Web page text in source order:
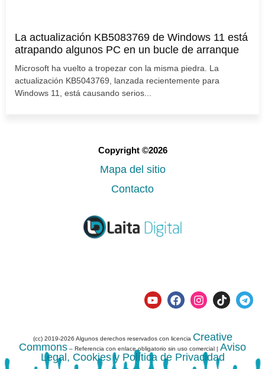
La actualización KB5083769 de Windows 11 está
atrapando algunos PC en un bucle de arranque
Microsoft ha vuelto a tropezar con la misma piedra. La
actualización KB5043769, lanzada recientemente para
Windows 11, está causando serios...
Copyright ©2026
Mapa del sitio
Contacto
(cc) 2019-2026 Algunos derechos reservados con licencia Creative
Commons – Referencia con enlace obligatorio sin uso comercial | Aviso
Legal, Cookies y Política de Privacidad